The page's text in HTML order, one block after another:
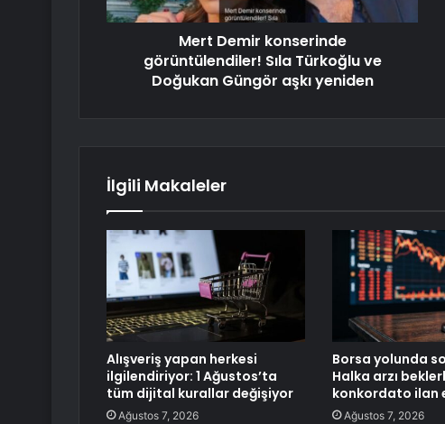
Mert Demir konserinde
görüntülendiler! Sıla Türkoğlu ve
Doğukan Güngör aşkı yeniden
İlgili Makaleler
Alışveriş yapan herkesi
ilgilendiriyor: 1 Ağustos’ta
tüm dijital kurallar değişiyor
Ağustos 7, 2026
Borsa yolunda
Halka arzı
konkordato ilan
Ağustos 7, 2026